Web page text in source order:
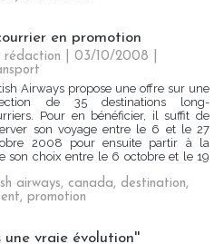
en promotion
rédaction | 03/10/2008
Airways propose une offre sur une
de 35 destinations long-
Pour en bénéficier, il suffit de
son voyage entre le 6 et le 27
2008 pour ensuite partir à la
son choix entre le 6 octobre et le 19
airways, canada, destination,
, promotion
une vraie évolution''